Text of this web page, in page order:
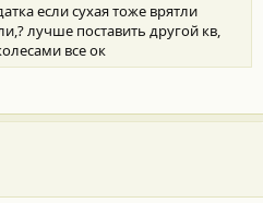
если сухая тоже врятли
лучше поставить другой кв,
все ок